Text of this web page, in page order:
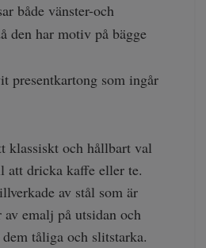
både vänster-och
den har motiv på bägge
presentkartong som ingår
klassiskt och hållbart val
att dricka kaffe eller te.
av stål som är
emalj på utsidan och
tåliga och slitstarka.